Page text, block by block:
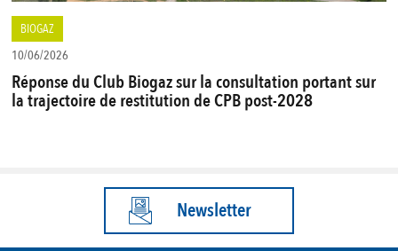
BIOGAZ
10/06/2026
Réponse du Club Biogaz sur la consultation portant sur
la trajectoire de restitution de CPB post-2028
Newsletter